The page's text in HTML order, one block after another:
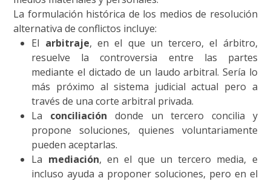
La formulación histórica de los medios de resolución
alternativa de conflictos incluye:
El arbitraje, en el que un tercero, el árbitro,
resuelve la controversia entre las partes
mediante el dictado de un laudo arbitral. Sería lo
más próximo al sistema judicial actual pero a
través de una corte arbitral privada.
La conciliación donde un tercero concilia y
propone soluciones, quienes voluntariamente
pueden aceptarlas.
La mediación, en el que un tercero media, e
incluso ayuda a proponer soluciones, pero en el